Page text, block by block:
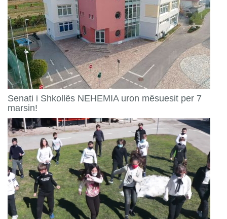
Senati i Shkollës NEHEMIA uron mësuesit per 7
marsin!